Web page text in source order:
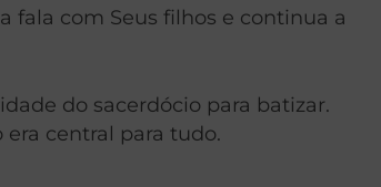
fala com Seus filhos e continua a
do sacerdócio para batizar.
central para tudo.